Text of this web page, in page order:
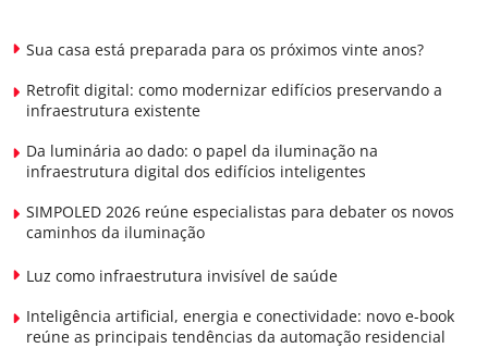
Sua casa está preparada para os próximos vinte anos?
Retrofit digital: como modernizar edifícios preservando a
infraestrutura existente
Da luminária ao dado: o papel da iluminação na
infraestrutura digital dos edifícios inteligentes
SIMPOLED 2026 reúne especialistas para debater os novos
caminhos da iluminação
Luz como infraestrutura invisível de saúde
Inteligência artificial, energia e conectividade: novo e-book
reúne as principais tendências da automação residencial